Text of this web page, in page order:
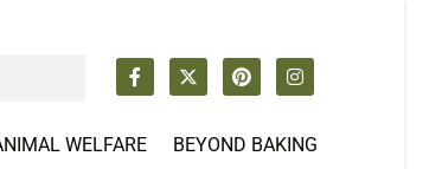
WELFARE BEYOND BAKING